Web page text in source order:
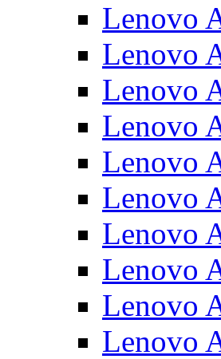
Lenovo
Lenovo
Lenovo
Lenovo
Lenovo
Lenovo
Lenovo
Lenovo
Lenovo
Lenovo